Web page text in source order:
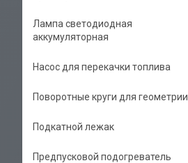
Лампа светодиодная
аккумуляторная
Насос для перекачки топлива
Поворотные круги для геометрии
Подкатной лежак
Предпусковой подогреватель